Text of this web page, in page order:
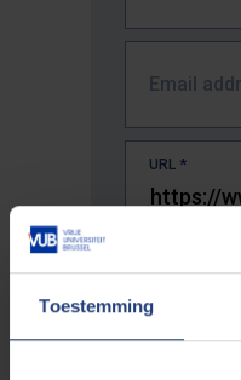
Toestemming
Email
URL *
The full URL of